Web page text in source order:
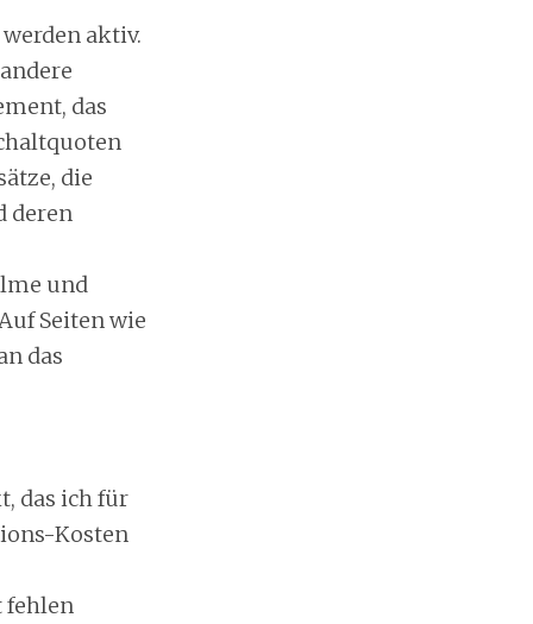
aktiv.
das
die
deren
und
Seiten wie
das
das ich für
Kosten
fehlen